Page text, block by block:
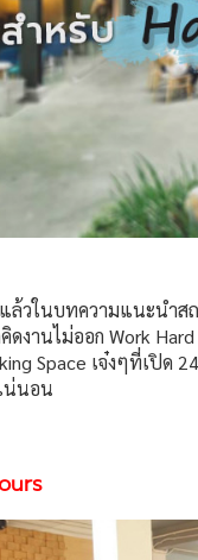
วในบทความแนะนำส
ดงานไม่ออก Work
Space เจ๋งๆที่เปิด
น่นอน